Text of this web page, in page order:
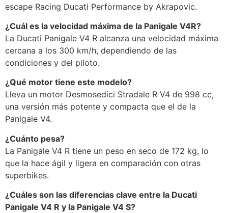
escape Racing Ducati Performance by Akrapovic.
¿Cuál es la velocidad máxima de la Panigale V4R?
La Ducati Panigale V4 R alcanza una velocidad máxima
cercana a los 300 km/h, dependiendo de las
condiciones y del piloto.
¿Qué motor tiene este modelo?
Lleva un motor Desmosedici Stradale R V4 de 998 cc,
una versión más potente y compacta que el de la
Panigale V4.
¿Cuánto pesa?
La Panigale V4 R tiene un peso en seco de 172 kg, lo
que la hace ágil y ligera en comparación con otras
superbikes.
¿Cuáles son las diferencias clave entre la Ducati
Panigale V4 R y la Panigale V4 S?